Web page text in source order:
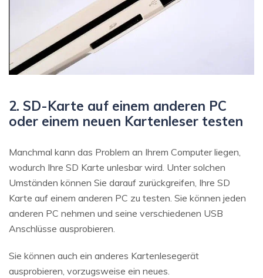
2. SD-Karte auf einem anderen PC
oder einem neuen Kartenleser testen
Manchmal kann das Problem an Ihrem Computer liegen,
wodurch Ihre SD Karte unlesbar wird. Unter solchen
Umständen können Sie darauf zurückgreifen, Ihre SD
Karte auf einem anderen PC zu testen. Sie können jeden
anderen PC nehmen und seine verschiedenen USB
Anschlüsse ausprobieren.
Sie können auch ein anderes Kartenlesegerät
ausprobieren, vorzugsweise ein neues.